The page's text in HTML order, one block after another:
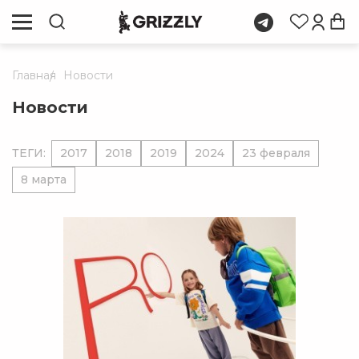
Главная Новости
Новости
ТЕГИ: 2017 2018 2019 2024
23 февраля
8 марта